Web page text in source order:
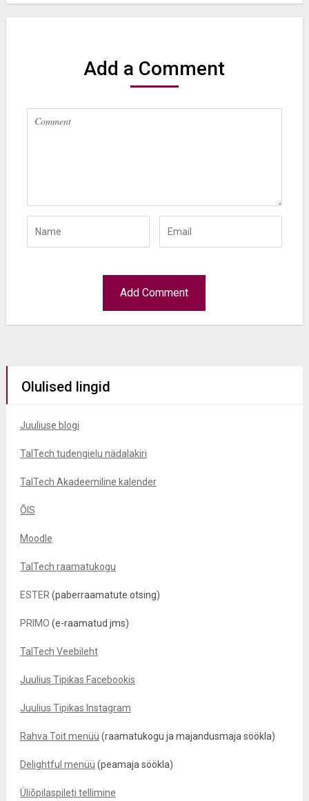
Add a Comment
Olulised lingid
Juuliuse blogi
TalTech tudengielu nädalakiri
TalTech Akadeemiline kalender
ÕIS
Moodle
TalTech raamatukogu
ESTER (paberraamatute otsing)
PRIMO (e-raamatud jms)
TalTech Veebileht
Juulius Tipikas Facebookis
Juulius Tipikas Instagram
Rahva Toit menüü (raamatukogu ja majandusmaja söökla)
Delightful menüü (peamaja söökla)
Üliõpilaspileti tellimine